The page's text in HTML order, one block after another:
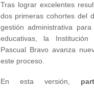
Tras lograr excelentes
dos primeras cohortes del
gestión administrativa para
educativas, la Institución
Pascual Bravo avanza
este proceso.
En esta versión,